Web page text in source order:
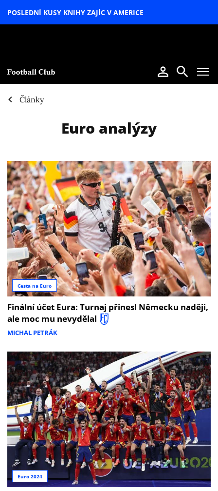
POSLEDNÍ KUSY KNIHY ZAJÍC V AMERICE
Články
Euro analýzy
Cesta na Euro
Finální účet Eura: Turnaj přinesl Německu naději,
ale moc mu nevydělal
MICHAL PETRÁK
Euro 2024